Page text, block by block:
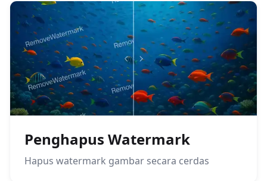
Penghapus Watermark
Hapus watermark gambar secara cerdas